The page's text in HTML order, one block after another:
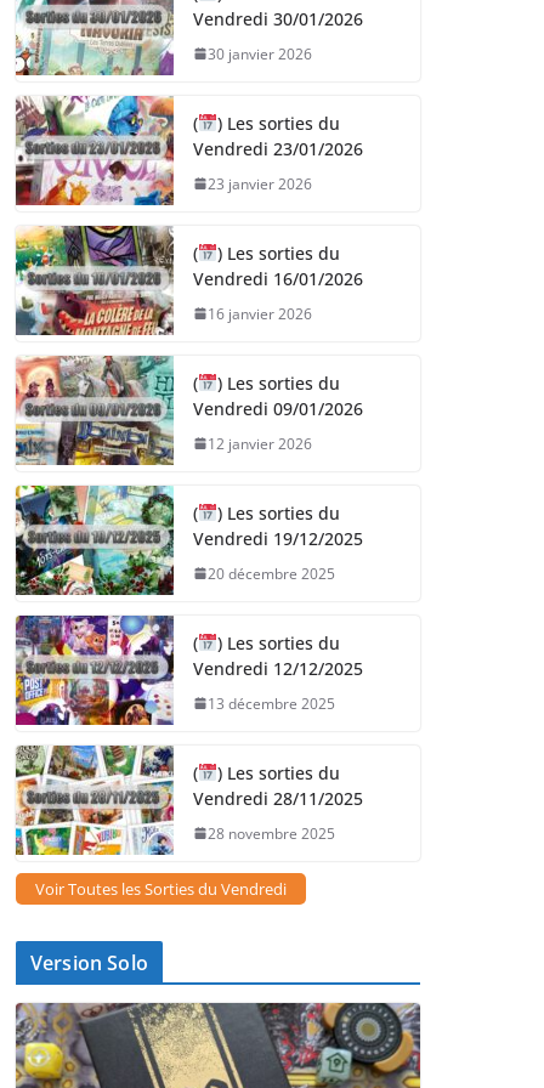
Vendredi 30/01/2026
30 janvier 2026
(
) Les sorties du
Vendredi 23/01/2026
23 janvier 2026
(
) Les sorties du
Vendredi 16/01/2026
16 janvier 2026
(
) Les sorties du
Vendredi 09/01/2026
12 janvier 2026
(
) Les sorties du
Vendredi 19/12/2025
20 décembre 2025
(
) Les sorties du
Vendredi 12/12/2025
13 décembre 2025
(
) Les sorties du
Vendredi 28/11/2025
28 novembre 2025
Voir Toutes les Sorties du Vendredi
Version Solo